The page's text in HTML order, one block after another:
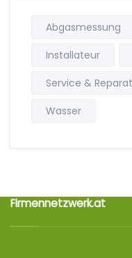
Abgasmessung
Installateur
Service &
Wasser
Firmennetzwerk.at